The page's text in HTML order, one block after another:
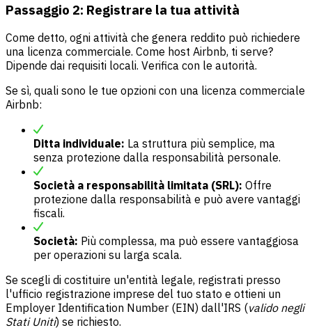
Passaggio 2: Registrare la tua attività
Come detto, ogni attività che genera reddito può richiedere
una licenza commerciale. Come host Airbnb, ti serve?
Dipende dai requisiti locali. Verifica con le autorità.
Se sì, quali sono le tue opzioni con una licenza commerciale
Airbnb:
Ditta individuale: La struttura più semplice, ma
senza protezione dalla responsabilità personale.
Società a responsabilità limitata (SRL): Offre
protezione dalla responsabilità e può avere vantaggi
fiscali.
Società: Più complessa, ma può essere vantaggiosa
per operazioni su larga scala.
Se scegli di costituire un'entità legale, registrati presso
l'ufficio registrazione imprese del tuo stato e ottieni un
Employer Identification Number (EIN) dall'IRS (valido negli
Stati Uniti) se richiesto.